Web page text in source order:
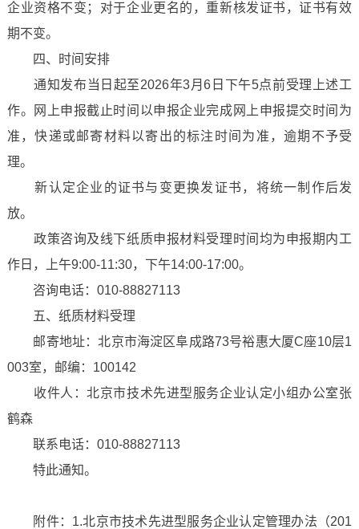
企业资格不变；对于企业更名的，重新核发证书，证书有效
期不变。
四、时间安排
通知发布当日起至2026年3月6日下午5点前受理上述工
作。网上申报截止时间以申报企业完成网上申报提交时间为
准，快递或邮寄材料以寄出的标注时间为准，逾期不予受
理。
新认定企业的证书与变更换发证书，将统一制作后发
放。
政策咨询及线下纸质申报材料受理时间均为申报期内工
作日，上午9:00-11:30，下午14:00-17:00。
咨询电话：010-88827113
五、纸质材料受理
邮寄地址：北京市海淀区阜成路73号裕惠大厦C座10层1
003室，邮编：100142
收件人：北京市技术先进型服务企业认定小组办公室张
鹤森
联系电话：010-88827113
特此通知。
附件：1.北京市技术先进型服务企业认定管理办法（201